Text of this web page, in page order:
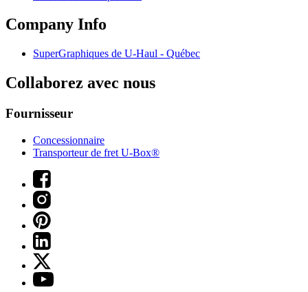
Company Info
SuperGraphiques de U-Haul - Québec
Collaborez avec nous
Fournisseur
Concessionnaire
Transporteur de fret U-Box®